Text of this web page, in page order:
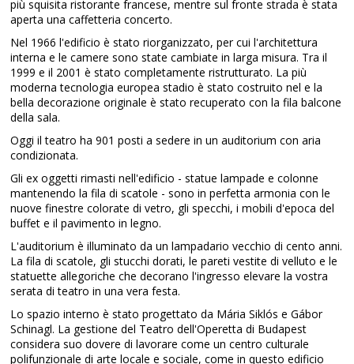
più squisita ristorante francese, mentre sul fronte strada è stata
aperta una caffetteria concerto.
Nel 1966 l'edificio è stato riorganizzato, per cui l'architettura
interna e le camere sono state cambiate in larga misura. Tra il
1999 e il 2001 è stato completamente ristrutturato. La più
moderna tecnologia europea stadio è stato costruito nel e la
bella decorazione originale è stato recuperato con la fila balcone
della sala.
Oggi il teatro ha 901 posti a sedere in un auditorium con aria
condizionata.
Gli ex oggetti rimasti nell'edificio - statue lampade e colonne
mantenendo la fila di scatole - sono in perfetta armonia con le
nuove finestre colorate di vetro, gli specchi, i mobili d'epoca del
buffet e il pavimento in legno.
L'auditorium è illuminato da un lampadario vecchio di cento anni.
La fila di scatole, gli stucchi dorati, le pareti vestite di velluto e le
statuette allegoriche che decorano l'ingresso elevare la vostra
serata di teatro in una vera festa.
Lo spazio interno è stato progettato da Mária Siklós e Gábor
Schinagl. La gestione del Teatro dell'Operetta di Budapest
considera suo dovere di lavorare come un centro culturale
polifunzionale di arte locale e sociale, come in questo edificio